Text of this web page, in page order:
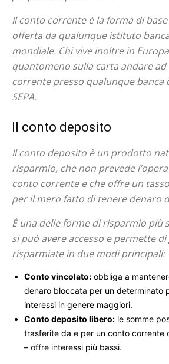
Il conto corrente è la forma di
offerta da qualunque istituto
mondiale. Chi vive inoltre in
quantomeno sulla carta andare
corrente presso qualunque banca
SEPA.
Il conto deposito
Il conto deposito è un prodotto
risparmio, che non prevede
conto corrente e che offre un
per il mero fatto di tenere denaro
È una delle forme di risparmio più
si può avere accesso e permette
risparmiate in due modi principali:
Conto vincolato: obbliga a
denaro bloccata per un determinato
interessi in genere maggiori.
Conto deposito libero: le somme
trasferite da e per un conto corrente
– offre interessi più bassi.